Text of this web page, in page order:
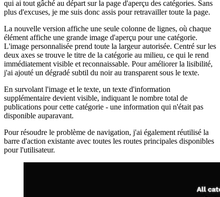
qui ai tout gâché au départ sur la page d'aperçu des catégories. Sans
plus d'excuses, je me suis donc assis pour retravailler toute la page.
La nouvelle version affiche une seule colonne de lignes, où chaque
élément affiche une grande image d'aperçu pour une catégorie.
L'image personnalisée prend toute la largeur autorisée. Centré sur les
immédiatement visible et reconnaissable. Pour améliorer la lisibilité,
j'ai ajouté un dégradé subtil du noir au transparent sous le texte.
En survolant l'image et le texte, un texte d'information
publications pour cette catégorie - une information qui n'était pas
disponible auparavant.